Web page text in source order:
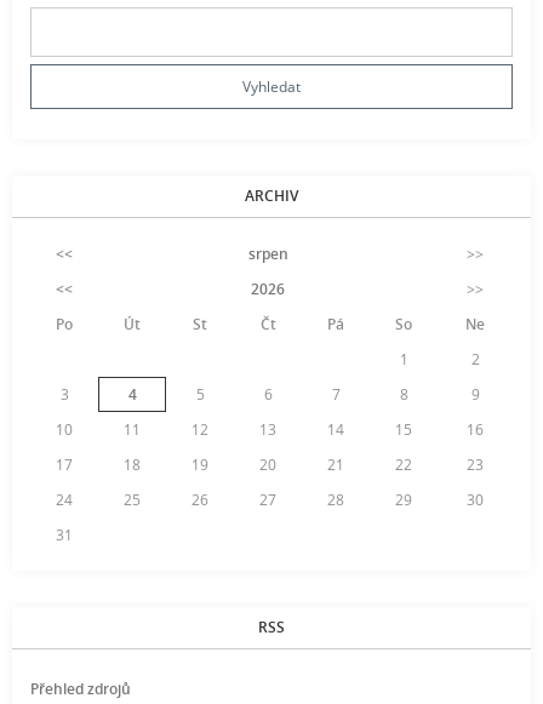
ARCHIV
<< srpen
>>
<<
2026
>>
Po
Út St Čt Pá So
Ne
1
2
3
4 5 6 7 8
9
10
11 12 13 14 15
16
17
18 19 20 21 22
23
24
25 26 27 28 29
30
31
RSS
Přehled zdrojů